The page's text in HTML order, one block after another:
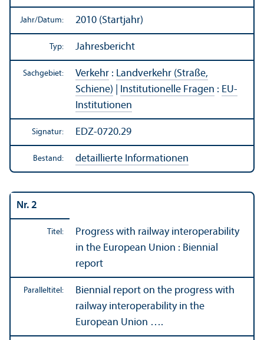
Jahr/Datum: 2010 (Startjahr)
Typ: Jahresbericht
Sachgebiet: Verkehr : Landverkehr (Straße,
Schiene)
Institutionelle Fragen : EU-
Institutionen
Signatur: EDZ-0720.29
Bestand: detaillierte Informationen
Nr. 2
Titel:
Progress with railway interoperability
in the European Union : Biennial
report
Paralleltitel:
Biennial report on the progress with
railway interoperability in the
European Union ….